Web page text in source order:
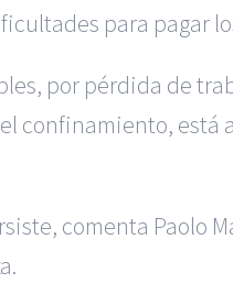
para pagar
por pérdida de
confinamiento, está
comenta Paolo